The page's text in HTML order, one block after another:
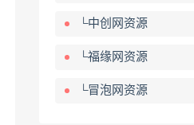
└中创网资源
└福缘网资源
└冒泡网资源